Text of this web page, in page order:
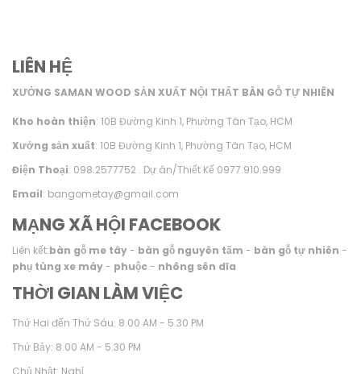
LIÊN HỆ
XƯỞNG SAMAN WOOD SẢN XUẤT NỘI THẤT BÀN GỖ TỰ NHIÊN
Kho hoàn thiện: 10B Đường Kinh 1, Phường Tân Tạo, HCM
Xưởng sản xuất: 10B Đường Kinh 1, Phường Tân Tạo, HCM
Điện Thoại: 098.2577752 . Dự án/Thiết Kế 0977.910.999
Email: bangometay@gmail.com
MẠNG XÃ HỘI FACEBOOK
Liên kết:bàn gỗ me tây- bàn gỗ nguyên tấm - bàn gỗ tự nhiên -
phụ tùng xe máy- phuộc- nhông sên dĩa
THỜI GIAN LÀM VIỆC
Thứ Hai đến Thứ Sáu: 8.00 AM - 5.30 PM
Thứ Bảy: 8.00 AM - 5.30 PM
Chủ Nhật: Nghỉ